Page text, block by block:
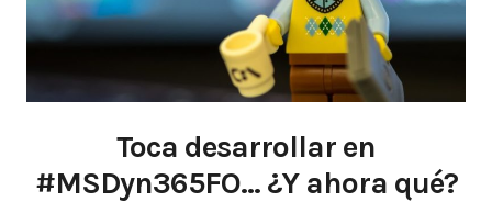
Toca desarrollar en
#MSDyn365FO… ¿Y ahora qué?